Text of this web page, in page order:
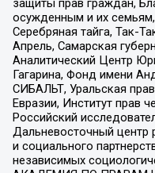
осужденным и их
Серебряная тайга, Так-
Апрель, Самарская
Аналитический Центр
Гагарина, Фонд имени
СИБАЛЬТ, Уральская
Евразии, Институт прав
Российский
Дальневосточный центр
и социального
независимых